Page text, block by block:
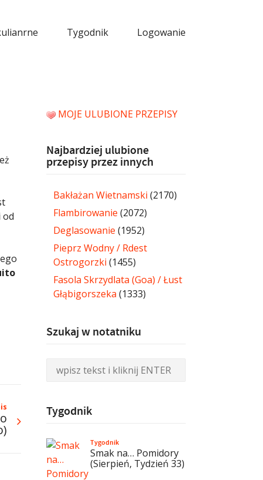
Tygodnik Logowanie
od
MOJE ULUBIONE PRZEPISY
Najbardziej ulubione
przepisy przez innych
Bakłażan Wietnamski (2170)
Flambirowanie (2072)
Deglasowanie (1952)
Pieprz Wodny / Rdest
Ostrogorzki (1455)
Fasola Skrzydlata (Goa) / Łust
Głąbigorszeka (1333)
Szukaj w notatniku
Tygodnik
Tygodnik
Smak na… Pomidory
(Sierpień, Tydzień 33)